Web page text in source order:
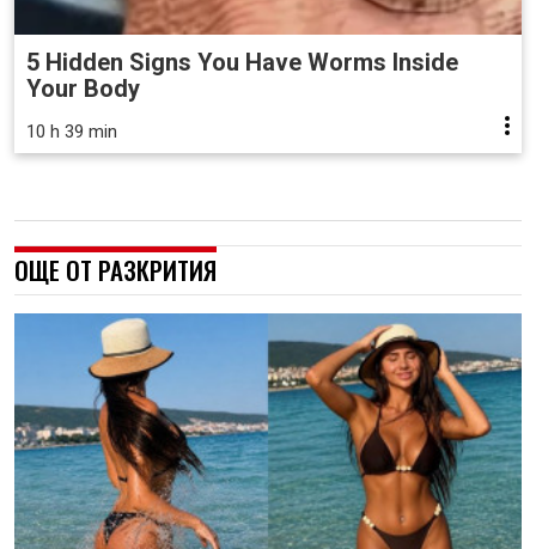
5 Hidden Signs You Have Worms Inside
Your Body
10 h 39 min
ОЩЕ ОТ РАЗКРИТИЯ